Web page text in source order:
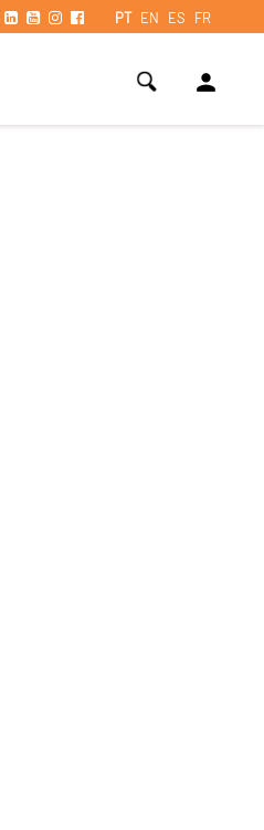
PT EN ES FR
person